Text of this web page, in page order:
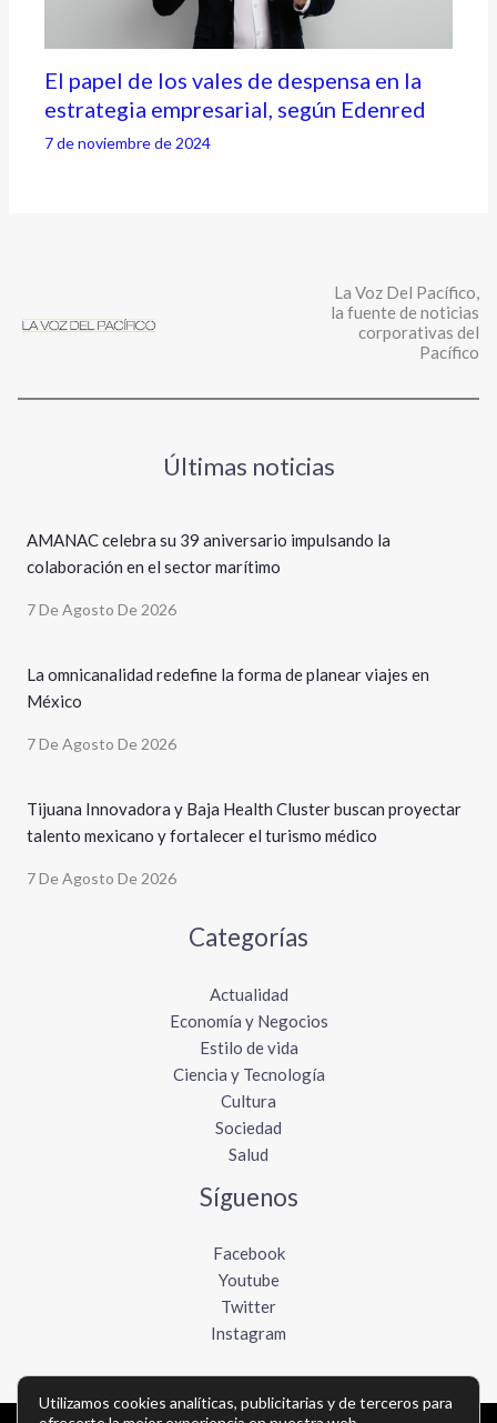
El papel de los vales de despensa en la
estrategia empresarial, según Edenred
7 de noviembre de 2024
La Voz Del Pacífico,
la fuente de noticias
corporativas del
Pacífico
Últimas noticias
AMANAC celebra su 39 aniversario impulsando la
colaboración en el sector marítimo
7 De Agosto De 2026
La omnicanalidad redefine la forma de planear viajes en
México
7 De Agosto De 2026
Tijuana Innovadora y Baja Health Cluster buscan proyectar
talento mexicano y fortalecer el turismo médico
7 De Agosto De 2026
Categorías
Actualidad
Economía y Negocios
Estilo de vida
Ciencia y Tecnología
Cultura
Sociedad
Salud
Síguenos
Facebook
Youtube
Twitter
Instagram
Utilizamos cookies analíticas, publicitarias y de terceros para